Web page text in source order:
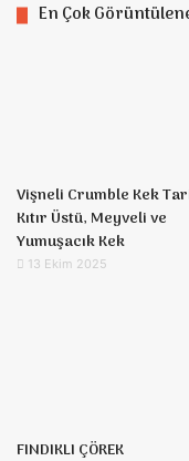
En Çok
Vişneli Crumble Kek
Kıtır Üstü, Meyveli ve
Yumuşacık Kek
13 Ekim 2025
FINDIKLI ÇÖREK